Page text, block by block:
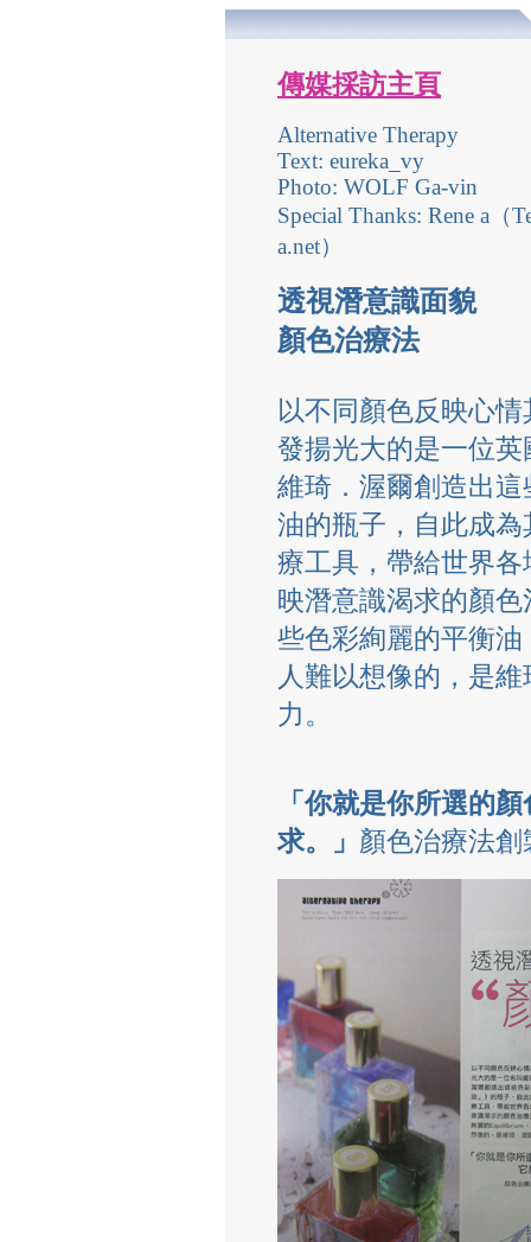
傳媒採訪主頁
Alternative Therapy
Text: eureka_vy
Photo: WOLF Ga-vin
Special Thanks: Rene a（
a.net）
透視潛意識面貌
顏色治療法
以不同顏色反映心
發揚光大的是一位
維琦．渥爾創造出
油的瓶子，自此成
療工具，帶給世界
映潛意識渴求的顏
些色彩絢麗的平衡
人難以想像的，是
力。
「你就是你所選的
求。」 顏色治療法